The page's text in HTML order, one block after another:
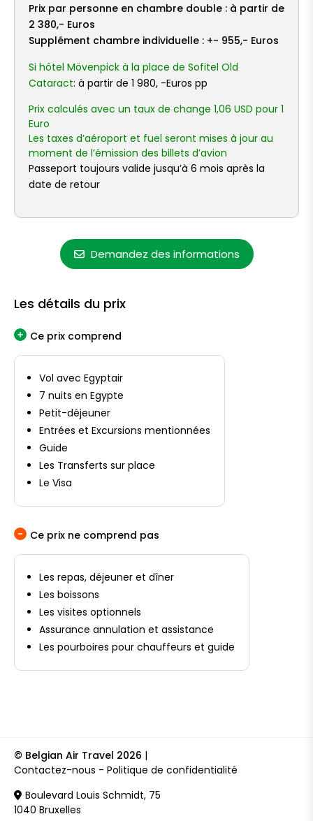
Prix par personne en chambre double : à partir de
2 380,- Euros
Supplément chambre individuelle : +- 955,- Euros
Si hôtel Mövenpick à la place de Sofitel Old
Cataract: à partir de 1 980, -Euros pp
Prix calculés avec un taux de change 1,06 USD pour 1
Euro
Les taxes d’aéroport et fuel seront mises à jour au
moment de l’émission des billets d’avion
Passeport toujours valide jusqu’à 6 mois après la
date de retour
Demandez des informations
Les détails du prix
Ce prix comprend
Vol avec Egyptair
7 nuits en Egypte
Petit-déjeuner
Entrées et Excursions mentionnées
Guide
Les Transferts sur place
Le Visa
Ce prix ne comprend pas
Les repas, déjeuner et dîner
Les boissons
Les visites optionnels
Assurance annulation et assistance
Les pourboires pour chauffeurs et guide
© Belgian Air Travel 2026 |
Contactez-nous
Politique de confidentialité
Boulevard Louis Schmidt, 75
1040 Bruxelles